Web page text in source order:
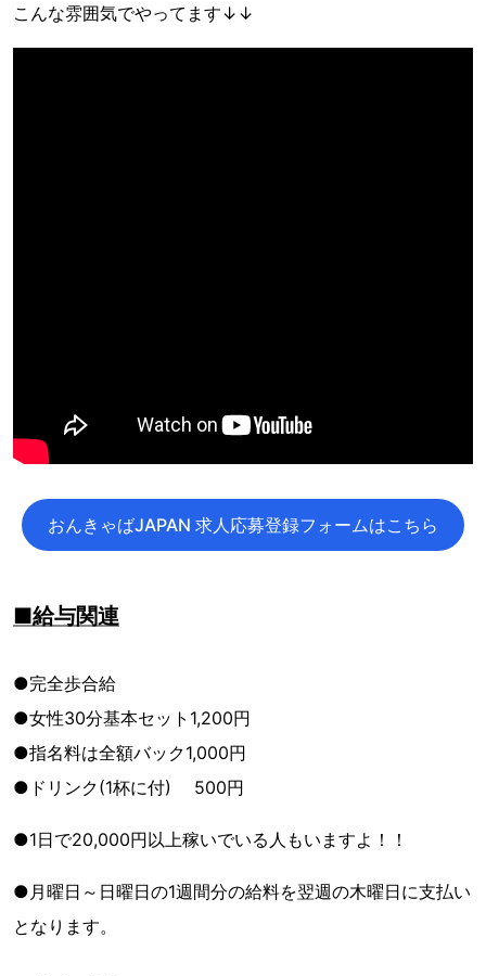
こんな雰囲気でやってます↓↓
おんきゃばJAPAN 求人応募登録フォームはこちら
■給与関連
●完全歩合給
●女性30分基本セット1,200円
●指名料は全額バック1,000円
●ドリンク(1杯に付) 500円
●1日で20,000円以上稼いでいる人もいますよ！！
●月曜日～日曜日の1週間分の給料を翌週の木曜日に支払い
となります。